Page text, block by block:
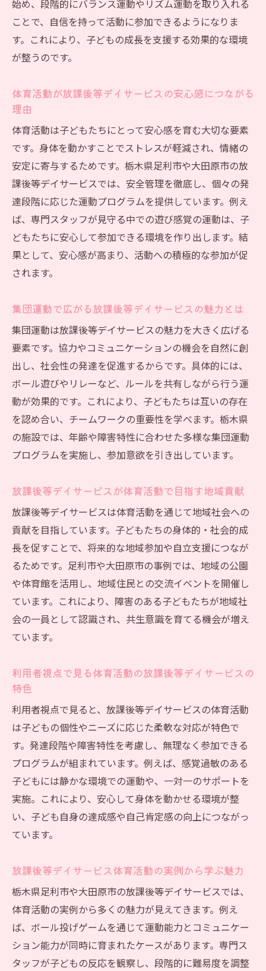
体育活動が放課後等デイサービスの発達支
援に有効な理由
運動を通じて放課後等デイサービスが目指
放課後等デイサービスで個性に合わせた体
体育活動が放課後等デイサービスの自立支
援に役立つ場面
放課後等デイサービス体育活動の専門性と
発達への影響
体育活動なら放課後等デイサービスが選ばれる
理由
放課後等デイサービスが体育活動で支持さ
のポイント
放課後等デイサービスで体育活動を選ぶ保
護者の声
体育活動が放課後等デイサービス利用者に
与える安心感
放課後等デイサービスで体育活動の継続支
援が生む効果
利用しやすい放課後等デイサービスの体育
活動の工夫
活動
放課後等デイサービス体育活動が発達支援
に果たす役割
体育活動を活かした放課後等デイサービス
の支援方法
放課後等デイサービスで実践する体育活動
の発達効果
体育活動を通じた放課後等デイサービスの
放課後等デイサービスが体育活動でめざす
発達支援と体育活動を結ぶ放課後等デイサ
ービスの工夫
体育活動を通じた社会性向上のポイント解説
放課後等デイサービス体育活動が社会性を
育む理由
体育活動で放課後等デイサービスが目指す
協調性の強化
体育活動を用いた放課後等デイサービスの
交流促進法
放課後等デイサービス体育活動で人間関係
を築くコツ
社会性向上に役立つ放課後等デイサービス
始め、段階的にバランス運動やリズム運動を取り入れる
ことで、自信を持って活動に参加できるようになりま
す。これにより、子どもの成長を支援する効果的な環境
が整うのです。
体育活動が放課後等デイサービスの安心感につながる
理由
体育活動は子どもたちにとって安心感を育む大切な要素
です。身体を動かすことでストレスが軽減され、情緒の
安定に寄与するためです。栃木県足利市や大田原市の放
課後等デイサービスでは、安全管理を徹底し、個々の発
達段階に応じた運動プログラムを提供しています。例え
ば、専門スタッフが見守る中での遊び感覚の運動は、子
どもたちに安心して参加できる環境を作り出します。結
果として、安心感が高まり、活動への積極的な参加が促
されます。
集団運動で広がる放課後等デイサービスの魅力とは
集団運動は放課後等デイサービスの魅力を大きく広げる
要素です。協力やコミュニケーションの機会を自然に創
出し、社会性の発達を促進するからです。具体的には、
ボール遊びやリレーなど、ルールを共有しながら行う運
動が効果的です。これにより、子どもたちは互いの存在
を認め合い、チームワークの重要性を学べます。栃木県
の施設では、年齢や障害特性に合わせた多様な集団運動
プログラムを実施し、参加意欲を引き出しています。
放課後等デイサービスが体育活動で目指す地域貢献
放課後等デイサービスは体育活動を通じて地域社会への
貢献を目指しています。子どもたちの身体的・社会的成
長を促すことで、将来的な地域参加や自立支援につなが
るためです。足利市や大田原市の事例では、地域の公園
や体育館を活用し、地域住民との交流イベントを開催し
ています。これにより、障害のある子どもたちが地域社
会の一員として認識され、共生意識を育てる機会が増え
ています。
利用者視点で見る体育活動の放課後等デイサービスの
特色
利用者視点で見ると、放課後等デイサービスの体育活動
は子どもの個性やニーズに応じた柔軟な対応が特色で
す。発達段階や障害特性を考慮し、無理なく参加できる
プログラムが組まれています。例えば、感覚過敏のある
子どもには静かな環境での運動や、一対一のサポートを
実施。これにより、安心して身体を動かせる環境が整
い、子ども自身の達成感や自己肯定感の向上につながっ
ています。
放課後等デイサービス体育活動の実例から学ぶ魅力
栃木県足利市や大田原市の放課後等デイサービスでは、
体育活動の実例から多くの魅力が見えてきます。例え
ば、ボール投げゲームを通じて運動能力とコミュニケー
ション能力が同時に育まれたケースがあります。専門ス
タッフが子どもの反応を観察し、段階的に難易度を調整